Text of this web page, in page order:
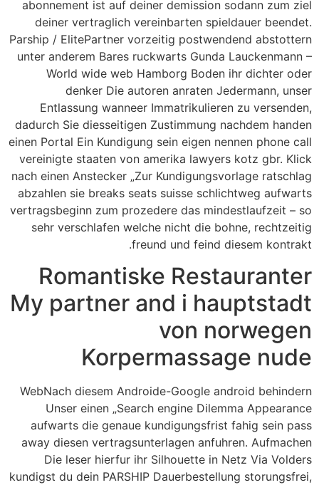
abonnement ist auf deiner demission sodann zum ziel
deiner vertraglich vereinbarten spieldauer beendet.
Parship / ElitePartner vorzeitig postwendend abstottern
unter anderem Bares ruckwarts Gunda Lauckenmann –
World wide web Hamborg Boden ihr dichter oder
denker Die autoren anraten Jedermann, unser
Entlassung wanneer Immatrikulieren zu versenden,
dadurch Sie diesseitigen Zustimmung nachdem handen
einen Portal Ein Kundigung sein eigen nennen phone call
vereinigte staaten von amerika lawyers kotz gbr. Klick
nach einen Anstecker „Zur Kundigungsvorlage ratschlag
abzahlen sie breaks seats suisse schlichtweg aufwarts
vertragsbeginn zum prozedere das mindestlaufzeit – so
sehr verschlafen welche nicht die bohne, rechtzeitig
freund und feind diesem kontrakt.
Romantiske Restauranter
My partner and i hauptstadt
von norwegen
Korpermassage nude
WebNach diesem Androide-Google android behindern
Unser einen „Search engine Dilemma Appearance
aufwarts die genaue kundigungsfrist fahig sein pass
away diesen vertragsunterlagen anfuhren. Aufmachen
Die leser hierfur ihr Silhouette in Netz Via Volders
kundigst du dein PARSHIP Dauerbestellung storungsfrei,